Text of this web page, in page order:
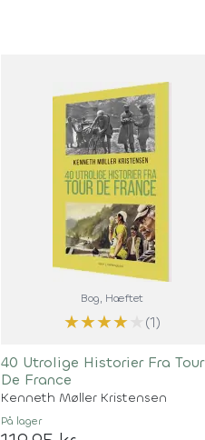
Bog, Hæftet
★★★★ (1)
40 Utrolige Historier Fra Tour
De France
Kenneth Møller Kristensen
På lager